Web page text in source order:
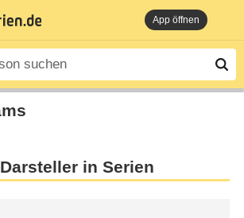
App öffnen
in Serien